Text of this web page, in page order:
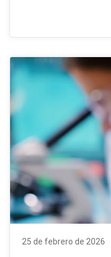
25 de febrero de 2026